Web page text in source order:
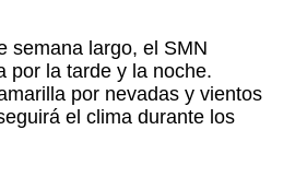
semana largo, el SMN
por la tarde y la noche.
por nevadas y vientos
el clima durante los